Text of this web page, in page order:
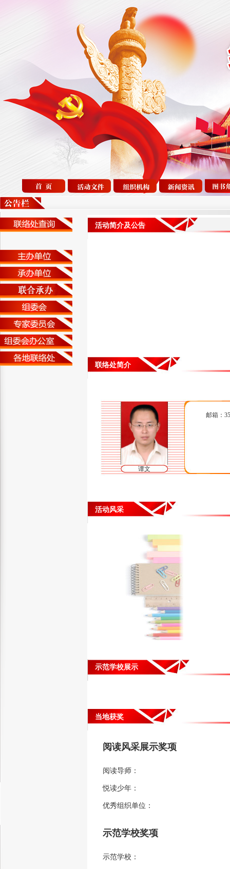
活动简介及公告
联络处简介
谭文
邮箱：
活动风采
示范学校展示
当地获奖
阅读风采展示奖项
阅读导师：
悦读少年：
优秀组织单位：
示范学校奖项
示范学校：